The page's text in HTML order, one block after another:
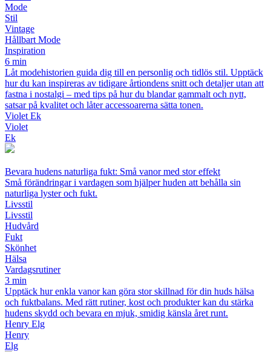
Mode
Stil
Vintage
Hållbart Mode
Inspiration
6 min
Låt modehistorien guida dig till en personlig och tidlös stil. Upptäck
hur du kan inspireras av tidigare årtiondens snitt och detaljer utan att
fastna i nostalgi – med tips på hur du blandar gammalt och nytt,
satsar på kvalitet och låter accessoarerna sätta tonen.
Violet Ek
Violet
Ek
Bevara hudens naturliga fukt: Små vanor med stor effekt
Små förändringar i vardagen som hjälper huden att behålla sin
naturliga lyster och fukt.
Livsstil
Livsstil
Hudvård
Fukt
Skönhet
Hälsa
Vardagsrutiner
3 min
Upptäck hur enkla vanor kan göra stor skillnad för din huds hälsa
och fuktbalans. Med rätt rutiner, kost och produkter kan du stärka
hudens skydd och bevara en mjuk, smidig känsla året runt.
Henry Elg
Henry
Elg